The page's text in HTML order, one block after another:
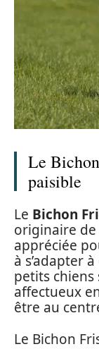
Le
paisible
Le Bichon
originaire
appréciée
à s’adapter
petits
affectueux
être au
Le Bichon